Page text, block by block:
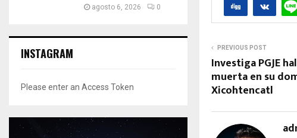
PREVIOUS POST
Investiga PGJE
muerta en su
Xicohtencatl
agosto 6, 2026 0
INSTAGRAM
Please enter an Access Token